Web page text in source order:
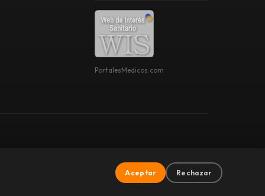
PortalesMedicos.com
Aviso LegalPrivacidadCookies
Aceptar Rechazar